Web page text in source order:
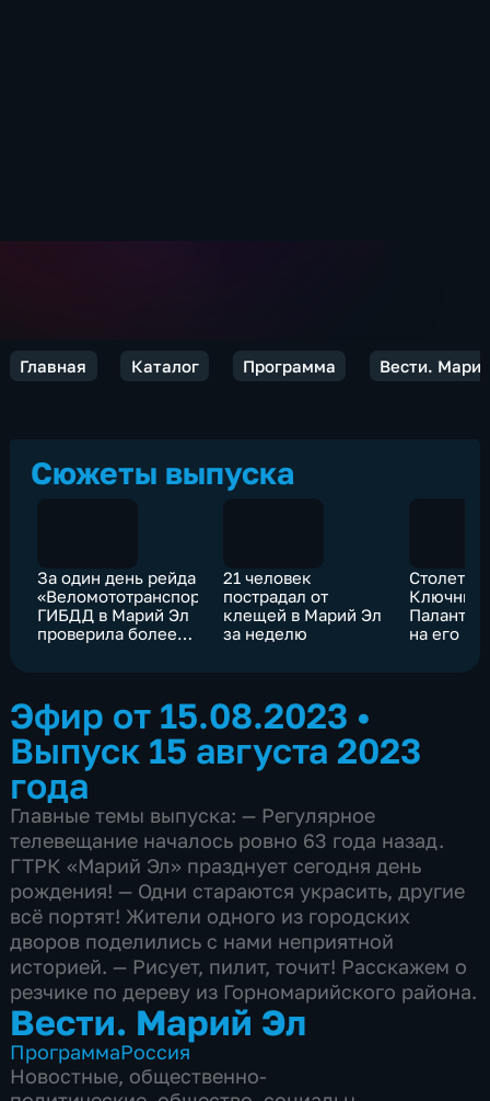
Главная Каталог Программа Вести.
Сюжеты выпуска
За один день рейда
«Веломототранспорт»
ГИБДД в Марий Эл
проверила более
21 человек
пострадал от
клещей в Марий Эл
за неделю
Столетие
на его
Эфир от 15.08.2023 •
Выпуск 15 августа 2023
года
Главные темы выпуска: — Регулярное
телевещание началось ровно 63 года назад.
ГТРК «Марий Эл» празднует сегодня день
рождения! — Одни стараются украсить, другие
всё портят! Жители одного из городских
дворов поделились с нами неприятной
историей. — Рисует, пилит, точит! Расскажем о
резчике по дереву из Горномарийского района.
Вести. Марий Эл
ПрограммаРоссия
Новостные, общественно-